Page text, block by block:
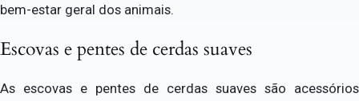
bem-estar geral dos animais.
Escovas e pentes de cerdas suaves
As escovas e pentes de cerdas suaves são acessórios